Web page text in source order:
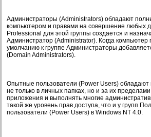
Администраторы (Administrators) обладают
компьютером и правами на совершение любых
Professional для этой группы создается и
Администратор (Administrator). Когда компьютер
умолчанию к группе Администраторы
(Domain Administrators).
Опытные пользователи (Power Users)
не только в личных папках, но и за их
приложения и выполнять многие
такой же уровень прав доступа, что и у групп
пользователи (Power Users) в Windows NT 4.0.